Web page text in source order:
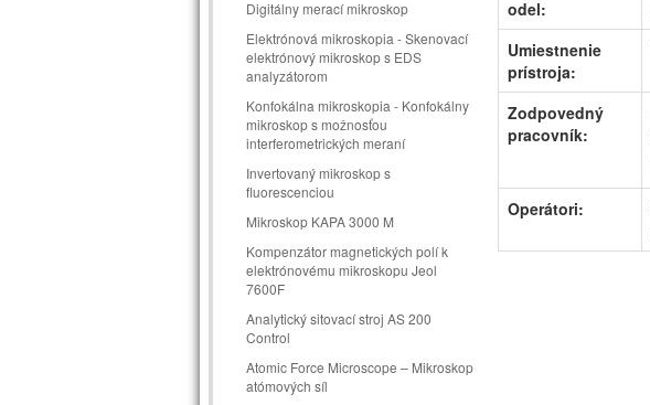
odel:
Umiestnenie
prístroja:
Zodpovedný
pracovník:
Operátori:
Digitálny merací mikroskop
Elektrónová mikroskopia - Skenovací
elektrónový mikroskop s EDS
analyzátorom
Konfokálna mikroskopia - Konfokálny
mikroskop s možnosťou
interferometrických meraní
Invertovaný mikroskop s
fluorescenciou
Mikroskop KAPA 3000 M
Kompenzátor magnetických polí k
elektrónovému mikroskopu Jeol
7600F
Analytický sitovací stroj AS 200
Control
Atomic Force Microscope – Mikroskop
atómových síl